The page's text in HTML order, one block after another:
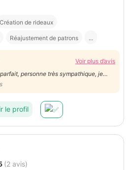
Création de rideaux
Réajustement de patrons ...
Voir plus d’avis
personne très sympathique, je
le profil
(2 avis)